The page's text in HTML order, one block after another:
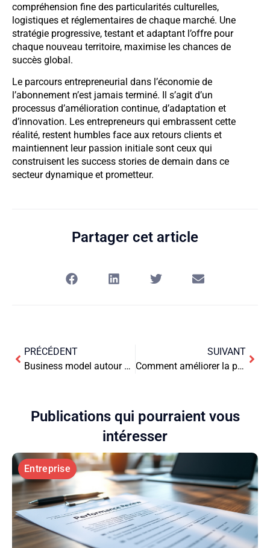
compréhension fine des particularités culturelles,
logistiques et réglementaires de chaque marché. Une
stratégie progressive, testant et adaptant l’offre pour
chaque nouveau territoire, maximise les chances de
succès global.
Le parcours entrepreneurial dans l’économie de
l’abonnement n’est jamais terminé. Il s’agit d’un
processus d’amélioration continue, d’adaptation et
d’innovation. Les entrepreneurs qui embrassent cette
réalité, restent humbles face aux retours clients et
maintiennent leur passion initiale sont ceux qui
construisent les success stories de demain dans ce
secteur dynamique et prometteur.
Partager cet article
PRÉCÉDENT
Business model autour d’une plateforme de pétition en ligne
SUIVANT
Comment améliorer la performance énergétique des bâtiments ?
Publications qui pourraient vous
intéresser
Entreprise